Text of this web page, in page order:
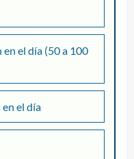
el día (50 a 100
el día